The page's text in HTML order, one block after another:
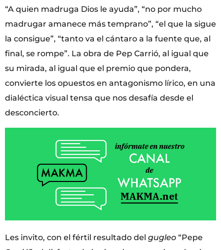
“A quien madruga Dios le ayuda”, “no por mucho
madrugar amanece más temprano”, “el que la sigue
la consigue”, “tanto va el cántaro a la fuente que, al
final, se rompe”. La obra de Pep Carrió, al igual que
su mirada, al igual que el premio que pondera,
convierte los opuestos en antagonismo lírico, en una
dialéctica visual tensa que nos desafía desde el
desconcierto.
Les invito, con el fértil resultado del gugleo “Pepe